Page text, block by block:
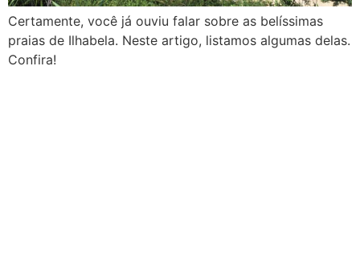
Certamente, você já ouviu falar sobre as belíssimas
praias de Ilhabela. Neste artigo, listamos algumas delas.
Confira!